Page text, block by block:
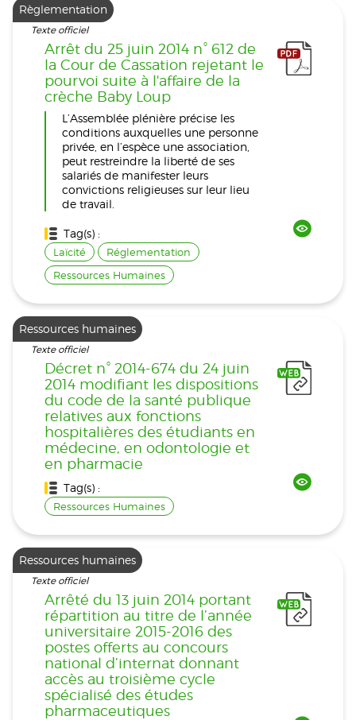
Règlementation
Texte officiel
Arrêt du 25 juin 2014 n° 612 de
la Cour de Cassation rejetant le
pourvoi suite à l'affaire de la
crèche Baby Loup
L’Assemblée plénière précise les
conditions auxquelles une personne
privée, en l’espèce une association,
peut restreindre la liberté de ses
salariés de manifester leurs
convictions religieuses sur leur lieu
de travail.
Tag(s) :
Laïcité
Réglementation
Ressources Humaines
Ressources humaines
Texte officiel
Décret n° 2014-674 du 24 juin
2014 modifiant les dispositions
du code de la santé publique
relatives aux fonctions
hospitalières des étudiants en
médecine, en odontologie et
en pharmacie
Tag(s) :
Ressources Humaines
Ressources humaines
Texte officiel
Arrêté du 13 juin 2014 portant
répartition au titre de l’année
universitaire 2015‑2016 des
postes offerts au concours
national d’internat donnant
accès au troisième cycle
spécialisé des études
pharmaceutiques